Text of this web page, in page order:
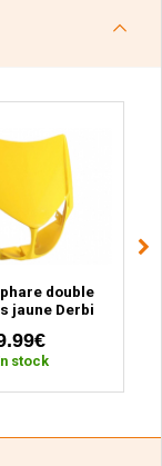
double
jaune Derbi
stock